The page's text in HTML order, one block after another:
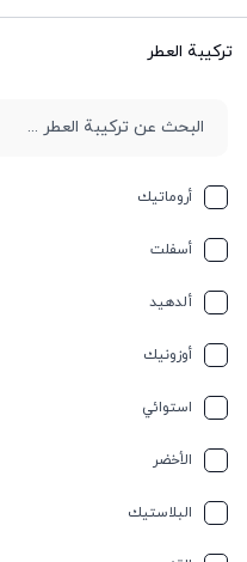
ترکیبة العطر
أروماتيك
أسفلت
ألدهيد
أوزونيك
استوائي
الأخضر
البلاستيك